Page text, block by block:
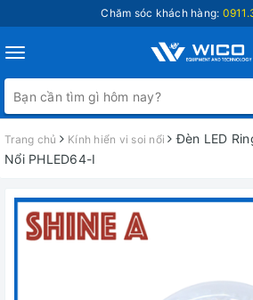
Chăm sóc khách hàng:
Toggle
navigation
Trang chủ Kính hiển vi soi nổi
Đèn LED
Nổi PHLED64-I